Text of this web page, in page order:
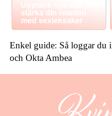
Upptäck nya sätt att
stärka din relation
med sexleksaker
Enkel guide: Så loggar du
och Okta Ambea